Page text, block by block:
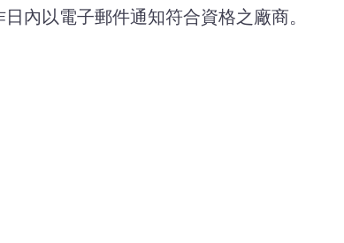
內以電子郵件通知符合資格之廠商。